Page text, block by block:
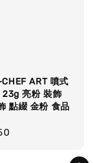
ART 噴式
23g 亮粉 裝飾
點綴 金粉 食品